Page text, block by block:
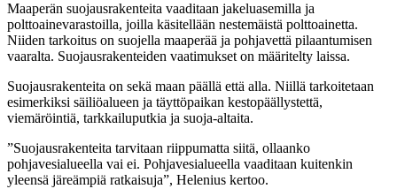
Maaperän suojausrakenteita vaaditaan jakeluasemilla ja
polttoainevarastoilla, joilla käsitellään nestemäistä polttoainetta.
Niiden tarkoitus on suojella maaperää ja pohjavettä pilaantumisen
vaaralta. Suojausrakenteiden vaatimukset on määritelty laissa.
Suojausrakenteita on sekä maan päällä että alla. Niillä tarkoitetaan
esimerkiksi säiliöalueen ja täyttöpaikan kestopäällystettä,
viemäröintiä, tarkkailuputkia ja suoja-altaita.
”Suojausrakenteita tarvitaan riippumatta siitä, ollaanko
pohjavesialueella vai ei. Pohjavesialueella vaaditaan kuitenkin
yleensä järeämpiä ratkaisuja”, Helenius kertoo.